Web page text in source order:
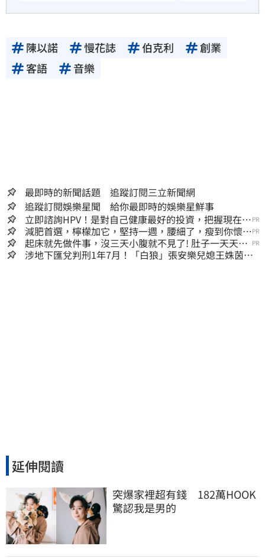
陳以諾 慢花誌 伯克利
創業
客語
音樂
最即時的新聞話題 追蹤訂閱三立新聞網
追蹤訂閱娛樂星聞 給你最即時的娛樂星鮮事
立即諮詢HPV！是對自己健康最好的投資，把握現在不
嫌晚！
PR
減肥首選，檸檬加它，堅持一週，腰細了，瘦到你懷疑
人生
PR
起床就先做件事，沒三天小腹就不見了! 肚子一天天變
小！
PR
涉地下匯兌判刑1年7月！「白狼」張安樂兒媳王姝茵北
延伸閱讀
突爆家裡超有錢　182萬HOOK
驚認我是男的